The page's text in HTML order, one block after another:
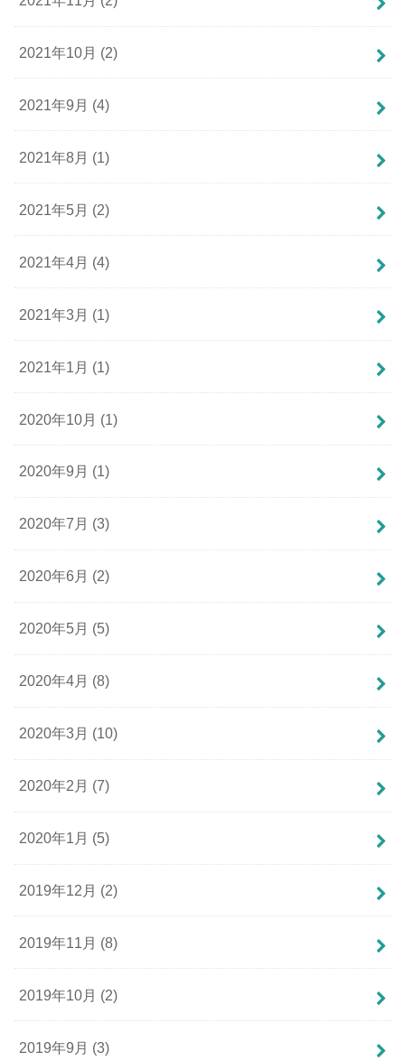
2021年10月 (2)
2021年9月 (4)
2021年8月 (1)
2021年5月 (2)
2021年4月 (4)
2021年3月 (1)
2021年1月 (1)
2020年10月 (1)
2020年9月 (1)
2020年7月 (3)
2020年6月 (2)
2020年5月 (5)
2020年4月 (8)
2020年3月 (10)
2020年2月 (7)
2020年1月 (5)
2019年12月 (2)
2019年11月 (8)
2019年10月 (2)
2019年9月 (3)